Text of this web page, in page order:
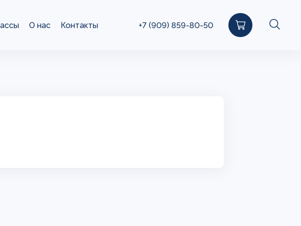
О нас Контакты +7 (909) 859-80-50